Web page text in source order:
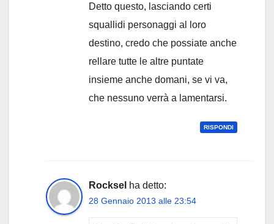
Detto questo, lasciando certi
squallidi personaggi al loro
destino, credo che possiate anche
rellare tutte le altre puntate
insieme anche domani, se vi va,
che nessuno verrà a lamentarsi.
RISPONDI
Rocksel ha detto:
28 Gennaio 2013 alle 23:54